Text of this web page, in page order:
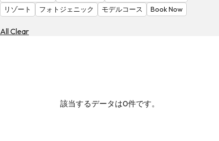
リゾート
フォトジェニック モデルコース Book Now
All Clear
該当するデータは0件です。